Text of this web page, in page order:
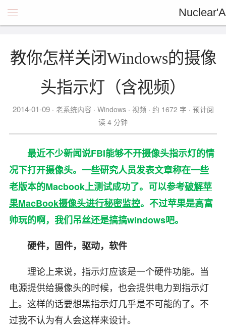
教你怎样关闭Windows的摄像
头指示灯（含视频）
2014-01-09 老系统内容 Windows 视频 约 1672 字
预计阅
读 4 分钟
最近不少新闻说FBI能够不开摄像头指示灯的情
况下打开摄像头。一些研究人员发表文章称在一些
老版本的Macbook上测试成功了。可以参考破解苹
果MacBook摄像头进行秘密监控。不过苹果是高富
帅玩的啊，我们吊丝还是搞搞windows吧。
硬件，固件，驱动，软件
理论上来说，指示灯应该是一个硬件功能。当
电源提供给摄像头的时候，也会提供电力到指示灯
上。这样的话要想黑指示灯几乎是不可能的了。不
过我不认为有人会这样来设计。